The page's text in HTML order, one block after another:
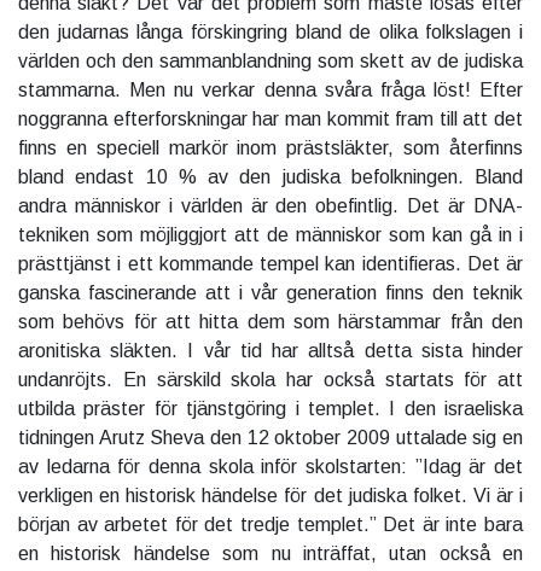
den judarnas långa förskingring bland de olika folkslagen i
världen och den sammanblandning som skett av de judiska
stammarna. Men nu verkar denna svåra fråga löst! Efter
noggranna efterforskningar har man kommit fram till att det
finns en speciell markör inom prästsläkter, som återfinns
bland endast 10 % av den judiska befolkningen. Bland
andra människor i världen är den obefintlig. Det är DNA-
tekniken som möjliggjort att de människor som kan gå in i
prästtjänst i ett kommande tempel kan identifieras. Det är
ganska fascinerande att i vår generation finns den teknik
som behövs för att hitta dem som härstammar från den
aronitiska släkten. I vår tid har alltså detta sista hinder
undanröjts. En särskild skola har också startats för att
utbilda präster för tjänstgöring i templet. I den israeliska
tidningen Arutz Sheva den 12 oktober 2009 uttalade sig en
av ledarna för denna skola inför skolstarten: ”Idag är det
verkligen en historisk händelse för det judiska folket. Vi är i
början av arbetet för det tredje templet.” Det är inte bara
en historisk händelse som nu inträffat, utan också en